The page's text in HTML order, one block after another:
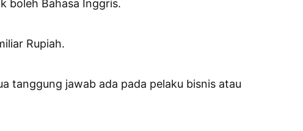
boleh Bahasa Inggris.
Rupiah.
tanggung jawab ada pada pelaku bisnis atau